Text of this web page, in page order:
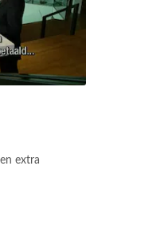
extra